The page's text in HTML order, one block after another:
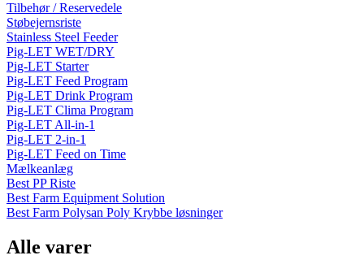
Tilbehør / Reservedele
Støbejernsriste
Stainless Steel Feeder
Pig-LET WET/DRY
Pig-LET Starter
Pig-LET Feed Program
Pig-LET Drink Program
Pig-LET Clima Program
Pig-LET All-in-1
Pig-LET 2-in-1
Pig-LET Feed on Time
Mælkeanlæg
Best PP Riste
Best Farm Equipment Solution
Best Farm Polysan Poly Krybbe løsninger
Alle varer